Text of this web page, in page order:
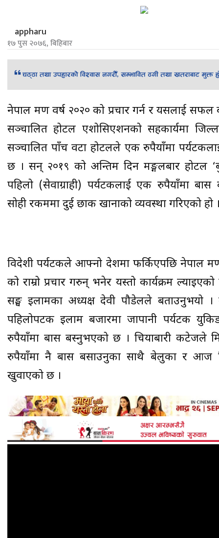
appharu
१७ पुस २०७६, बिहिबार
नेपाल भ्रमण वर्ष २०२० को प्रचार गर्न र यसलाई
सञ्चालित होटल एशोसिएशनको सहकार्यमा
सञ्चालित पाँच वटा होटलले एक रुपैयाँमा
छ । सन् २०१९ को अन्तिम दिन मङ्गलबार होटल
पहिलो (सेवाग्राही) पर्यटकलाई एक रुपैयाँमा
सोही रकममा दुई छाक खानाको व्यवस्था गरिएको हो
विदेशी पर्यटकले आफ्नो देशमा फर्किएपछि नेपाल
को राम्रो प्रचार गरुन् भनेर यस्तो कार्यक्रम
सङ्घ इलामका अध्यक्ष देवी पौडेलले बताउनुभयो ।
पहिलोपटक इलाम बजारमा जापानी पर्यटक
रुपैयाँमा बास बस्नुभएको छ । चियाबारी कटेजले
रुपैयाँमा नै बास बसाउनुका साथै बेलुका र आज
खुवाएको छ ।